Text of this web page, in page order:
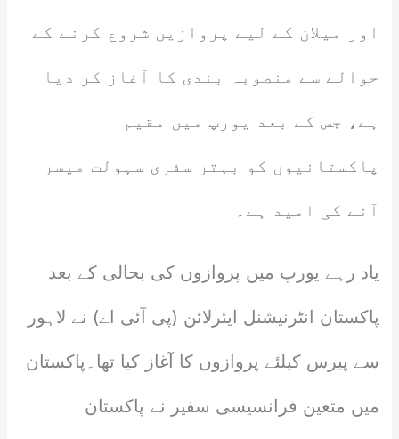
اور میلان کے لیے پروازیں شروع کرنے کے
حوالے سے منصوبہ بندی کا آغاز کر دیا
ہے، جس کے بعد یورپ میں مقیم
پاکستانیوں کو بہتر سفری سہولت میسر
آنے کی امید ہے۔
یاد رہے یورپ میں پروازوں کی بحالی کے بعد
پاکستان انٹرنیشنل ایئرلائن (پی آئی اے) نے لاہور
سے پیرس کیلئے پروازوں کا آغاز کیا تھا۔پاکستان
میں متعین فرانسیسی سفیر نے پاکستان